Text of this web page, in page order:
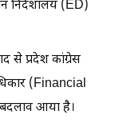
निदेशालय (ED)
से प्रदेश कांग्रेस
(Financial
आया है।